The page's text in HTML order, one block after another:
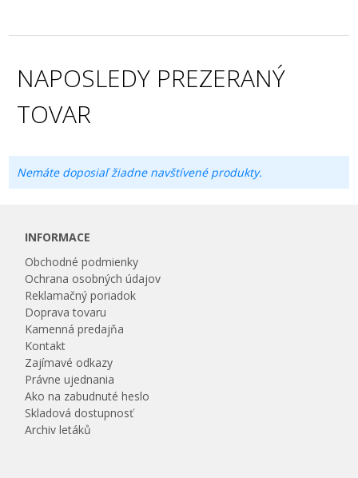
NAPOSLEDY PREZERANÝ
TOVAR
Nemáte doposiaľ žiadne navštívené produkty.
INFORMACE
Obchodné podmienky
Ochrana osobných údajov
Reklamačný poriadok
Doprava tovaru
Kamenná predajňa
Kontakt
Zajímavé odkazy
Právne ujednania
Ako na zabudnuté heslo
Skladová dostupnosť
Archiv letáků